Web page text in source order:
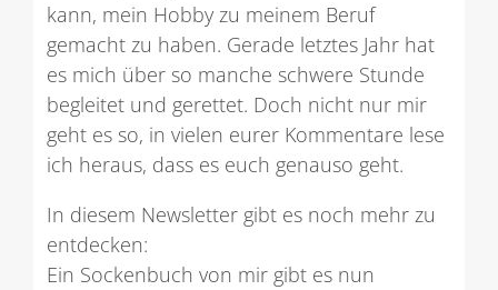
kann, mein Hobby zu meinem Beruf
gemacht zu haben. Gerade letztes Jahr hat
es mich über so manche schwere Stunde
begleitet und gerettet. Doch nicht nur mir
geht es so, in vielen eurer Kommentare lese
ich heraus, dass es euch genauso geht.
In diesem Newsletter gibt es noch mehr zu
entdecken:
Ein Sockenbuch von mir gibt es nun